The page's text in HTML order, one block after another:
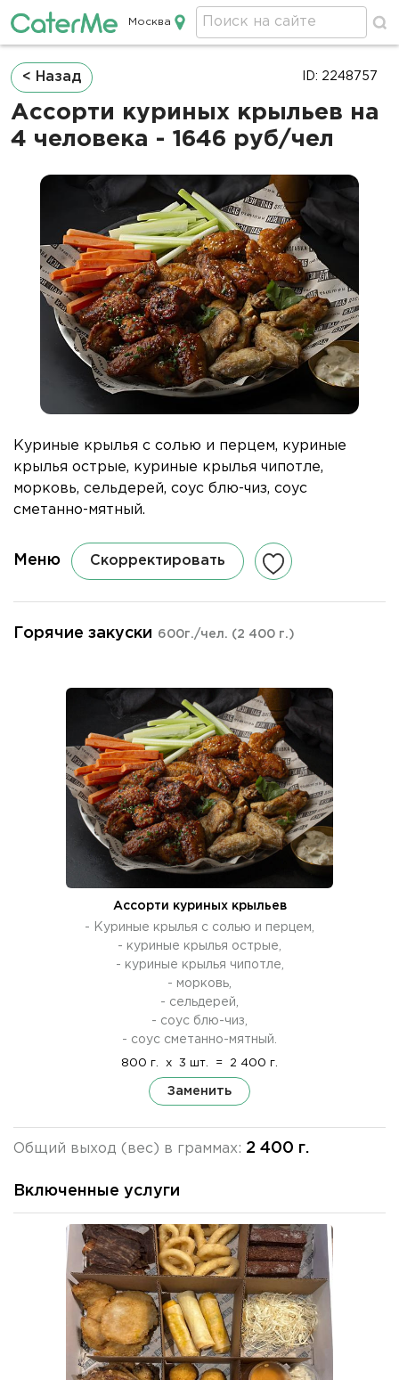
Кейтеринг в Москве
Москва
Строка
навигации
< Назад
Ассорти куриных крыльев на
4 человека - 1646 руб/чел
ID: 2248757
Куриные крылья с солью и перцем, куриные
крылья острые, куриные крылья чипотле,
морковь, сельдерей, соус блю-чиз, соус
сметанно-мятный.
Меню Скорректировать
Горячие закуски 600г./чел. (2 400 г.)
Ассорти куриных крыльев
- Куриные крылья с солью и перцем,
- куриные крылья острые,
- куриные крылья чипотле,
- морковь,
- сельдерей,
- соус блю-чиз,
- соус сметанно-мятный.
800 г. x 3 шт. = 2 400 г.
Заменить
Общий выход (вес) в граммах: 2 400 г.
Включенные услуги